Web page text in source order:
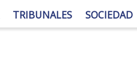
TRIBUNALES SOCIEDAD